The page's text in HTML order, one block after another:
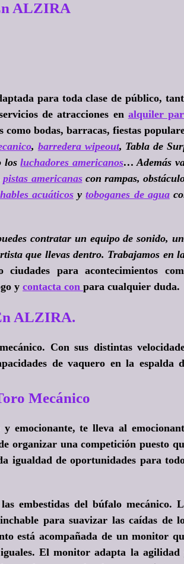
ALZIRA
para toda clase de público,
de atracciones en alquiler
como bodas, barracas, fiestas
, barredera wipeout, Tabla de
losluchadores americanos… Además
pistas americanascon rampas,
acuáticosytoboganes de agua
contratar un equipo de sonido,
que llevas dentro. Trabajamos en
para acontecimientos
y contacta con para cualquier duda.
ALZIRA.
Con sus distintas
de vaquero en la espalda
Mecánico
emocionante, te lleva al
organizar una competición puesto
igualdad de oportunidades para
embestidas del búfalo mecánico.
para suavizar las caídas de
está acompañada de un monitor
El monitor adapta la agilidad